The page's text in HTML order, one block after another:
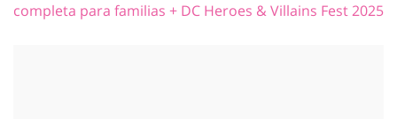
completa para familias + DC Heroes & Villains Fest 2025